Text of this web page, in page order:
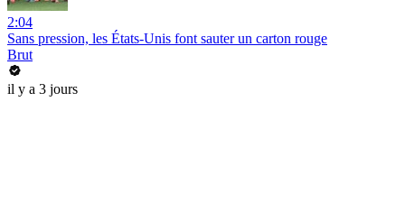
2:04
Sans pression, les États-Unis font sauter un carton rouge
Brut
il y a 3 jours